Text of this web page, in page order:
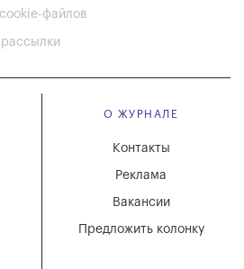
файлов
О ЖУРНАЛЕ
Вакансии
Реклама
Контакты
Предложить колонку